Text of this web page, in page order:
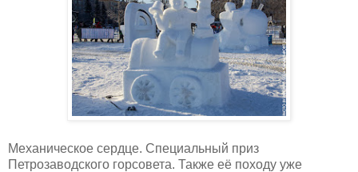
Механическое сердце. Специальный приз
Петрозаводского горсовета. Также её походу уже